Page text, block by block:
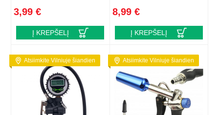
3,99 €
Į KREPŠELĮ
8,99 €
Į KREPŠELĮ
Atsiimkite Vilniuje šiandien Atsiimkite Vilniuje šiandien